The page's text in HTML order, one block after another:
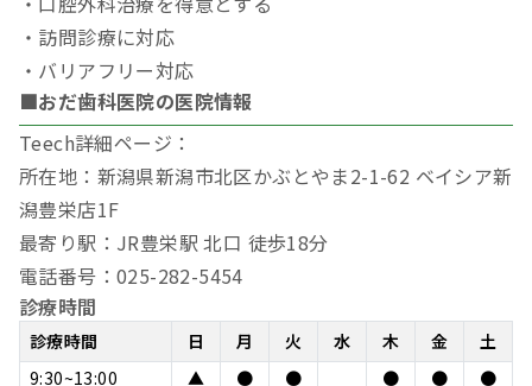
・訪問診療に対応
・バリアフリー対応
■おだ歯科医院の医院情報
Teech詳細ページ：
所在地：新潟県新潟市北区かぶとやま2-1-62 ベイシア新
潟豊栄店1F
最寄り駅：JR豊栄駅 北口 徒歩18分
電話番号：025-282-5454
診療時間
診療時間 日 月 火 水 木 金
土
9:30~13:00
▲ ● ● ● ●
●